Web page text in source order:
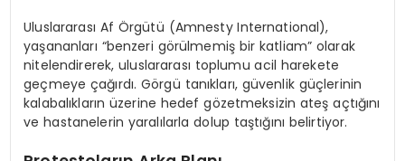
Uluslararası Af Örgütü (Amnesty International),
yaşananları “benzeri görülmemiş bir katliam” olarak
nitelendirerek, uluslararası toplumu acil harekete
geçmeye çağırdı. Görgü tanıkları, güvenlik güçlerinin
kalabalıkların üzerine hedef gözetmeksizin ateş açtığını
ve hastanelerin yaralılarla dolup taştığını belirtiyor.